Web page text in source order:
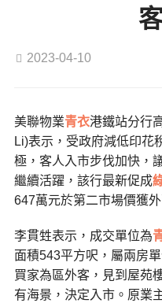
2023-04-10
美聯物業青衣港鐵站分行
Li)表示，受政府減低印花
極，客人入市步伐加快，
繼續活躍，該行最新促成
647萬元於第二市場價獲外
李貫甡表示，成交單位為
面積543平方呎，屬兩房
買家為區外客，見到屋苑
有海景，決定入市。原業